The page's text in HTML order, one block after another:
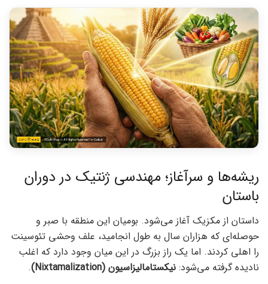
ریشه‌ها و سرآغاز؛ مهندسی ژنتیک در دوران
باستان
داستان از مکزیک آغاز می‌شود. بومیان این منطقه با صبر و
حوصله‌ای که هزاران سال به طول انجامید، علف وحشی تئوسینت
را اهلی کردند. اما یک راز بزرگ در این میان وجود دارد که اغلب
نادیده گرفته می‌شود: نیکستامالیزاسیون (Nixtamalization)
.